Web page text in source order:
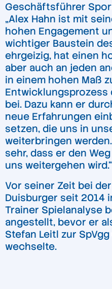
Geschäftsführer
„Alex Hahn ist mit
hohen Engagement
wichtiger Baustein
ehrgeizig, hat einen
aber auch an jeden
in einem hohen Maß
Entwicklungsprozess
bei. Dazu kann er
neue Erfahrungen
setzen, die uns in
weiterbringen
sehr, dass er den
uns weitergehen wird.“
Vor seiner Zeit bei
Duisburger seit 2014
Trainer Spielanalyse
angestellt, bevor er
Stefan Leitl zur
wechselte.